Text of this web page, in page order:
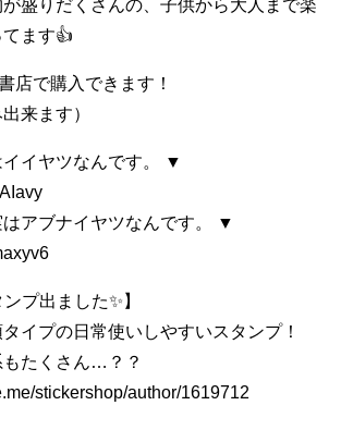
盛りだくさんの、子供から大人まで楽
ます👍
店で購入できます！
来ます）
イヤツなんです。 ▼
アブナイヤツなんです。 ▼
プ出ました✨】
イプの日常使いしやすいスタンプ！
たくさん…？？
stickershop/author/1619712